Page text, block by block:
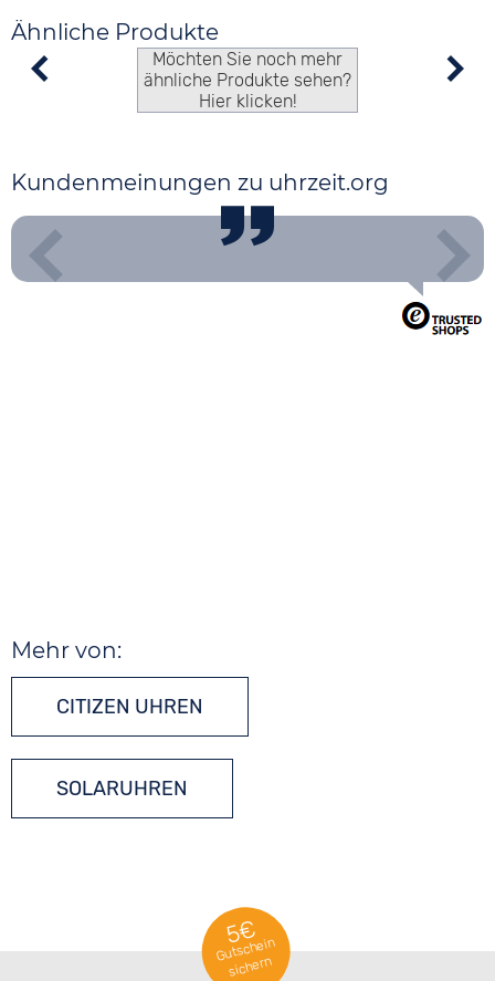
Ähnliche Produkte
Möchten Sie noch mehr
ähnliche Produkte sehen?
Hier klicken!
Kundenmeinungen zu uhrzeit.org
Mehr von:
CITIZEN UHREN
SOLARUHREN
5€
Gutschein
sichern